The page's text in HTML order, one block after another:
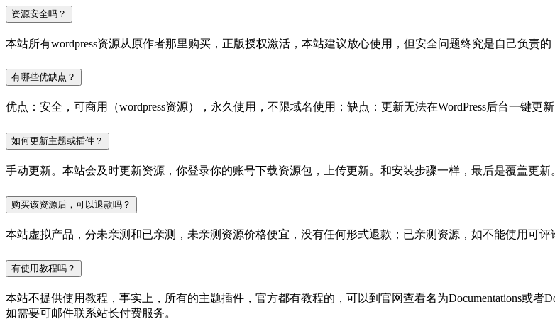
资源安全吗？
本站所有wordpress资源从原作者那里购买，正版授权激活，本站建议放心使用，但安全问题终究是自己负责
有哪些优缺点？
优点：安全，可商用（wordpress资源），永久使用，不限域名使用；缺点：更新无法在WordPress后台一键更
如何更新主题或插件？
手动更新。本站会及时更新资源，你登录你的账号下载资源包，上传更新。和安装步骤一样，最后是覆盖更新
购买该资源后，可以退款吗？
本站虚拟产品，分未亲测和已亲测，未亲测资源价格便宜，没有任何形式退款；已亲测资源，如不能使用可
有使用教程吗？
本站不提供使用教程，事实上，所有的主题插件，官方都有教程的，可以到官网查看名为Documentations或
如需要可邮件联系站长付费服务。